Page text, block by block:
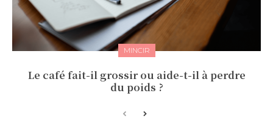
MINCIR
Le café fait-il grossir ou aide-t-il à perdre
du poids ?